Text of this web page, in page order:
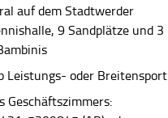
auf dem Stadtwerder
9 Sandplätze und 3
Leistungs- oder Breitensport
Geschäftszimmers: